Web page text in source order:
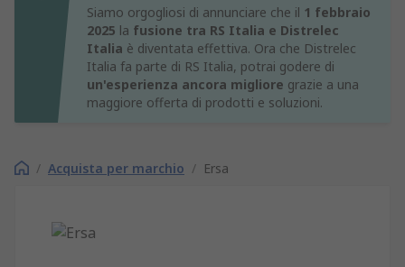
Siamo orgogliosi di annunciare che il 1 febbraio
2025 la fusione tra RS Italia e Distrelec
Italia è diventata effettiva. Ora che Distrelec
Italia fa parte di RS Italia, potrai godere di
un'esperienza ancora migliore grazie a una
maggiore offerta di prodotti e soluzioni.
/ Acquista per marchio / Ersa